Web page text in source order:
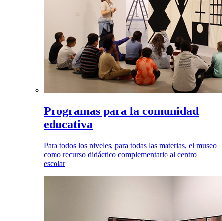
Programas para la comunidad
educativa
Para todos los niveles, para todas las materias, el museo
como recurso didáctico complementario al centro
escolar